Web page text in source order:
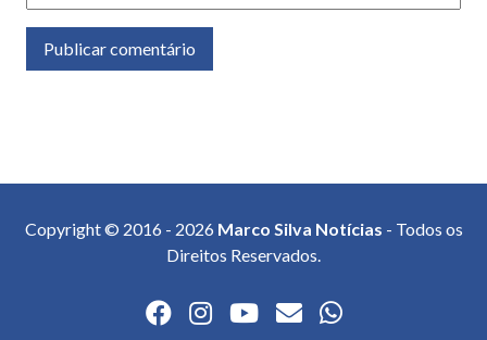
Copyright © 2016 - 2026 Marco Silva Notícias - Todos os
Direitos Reservados.